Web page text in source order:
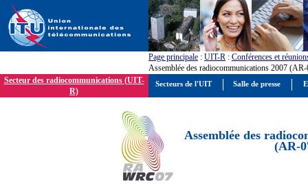
Page principale : UIT-R : Conférences et
Assemblée des radiocommunications 2007
Secteur des radiocommunications (UIT-
R)
Assemblée des
(AR-
Secteurs de l'UIT Salle de presse